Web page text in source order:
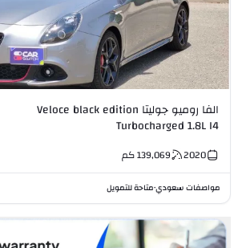
الفا روميو جوليتا Veloce black edition
Turbocharged 1.8L I4
2020
139,069كم
مواصفات سعودي•متاحة للتمويل